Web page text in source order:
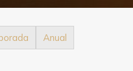
Anual